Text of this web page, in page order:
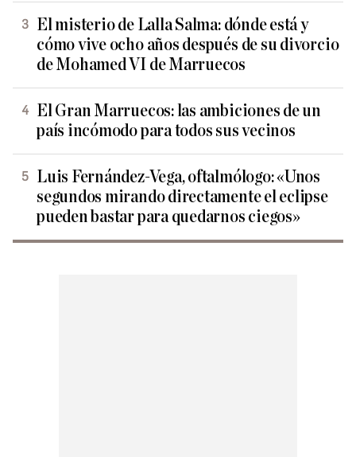
El misterio de Lalla Salma: dónde está y
cómo vive ocho años después de su divorcio
de Mohamed VI de Marruecos
El Gran Marruecos: las ambiciones de un
país incómodo para todos sus vecinos
Luis Fernández-Vega, oftalmólogo: «Unos
segundos mirando directamente el eclipse
pueden bastar para quedarnos ciegos»